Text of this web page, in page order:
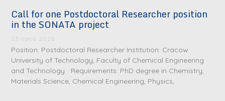
Call for one Postdoctoral Researcher position
in the SONATA project
23 lipca 2026
Position: Postdoctoral Researcher Institution: Cracow
University of Technology, Faculty of Chemical Engineering
and Technology Requirements: PhD degree in Chemistry,
Materials Science, Chemical Engineering, Physics,